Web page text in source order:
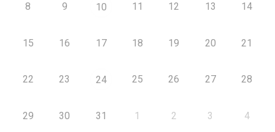
8 9 10 11 12 13 14
15 16 17 18 19 20 21
22 23 24 25 26 27 28
29 30 31 1 2 3 4